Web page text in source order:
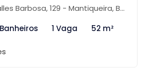
129 - Mantiqueira, Belo Horizonte-MG
1 Vaga 52 m²